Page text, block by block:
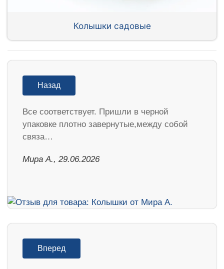
Колышки садовые
Назад
Все соответствует. Пришли в черной
упаковке плотно завернутые,между собой
связа…
Мира А., 29.06.2026
Вперед